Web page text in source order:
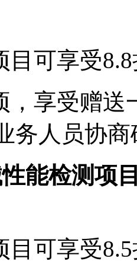
可享受
享受赠送
务人员协
能检测项
可享受